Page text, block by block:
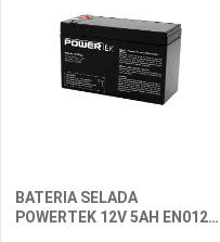
BATERIA SELADA
POWERTEK 12V 5AH EN012A